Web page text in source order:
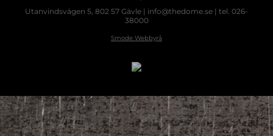
Utanvindsvägen 5, 802 57 Gävle | info@thedome.se | tel. 026-
38000
Smode Webbyrå